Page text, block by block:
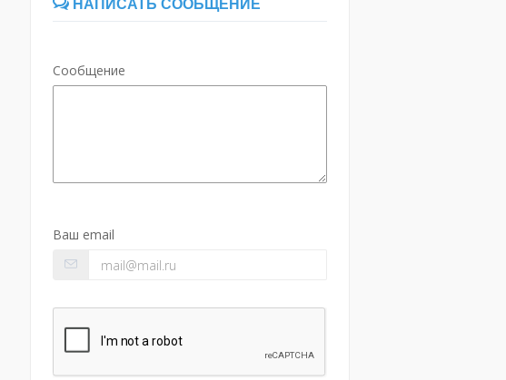
НАПИСАТЬ СООБЩЕНИЕ
Сообщение
Ваш email